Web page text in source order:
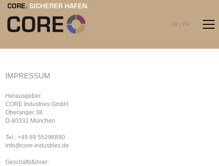
CORE. SICHERER HAFEN.
DE | EN
IMPRESSUM
Herausgeber:
CORE Industries GmbH
Oberanger 38
D-80331 München
Tel.: +49 89 55296890
info@core-industries.de
Geschäftsführer: